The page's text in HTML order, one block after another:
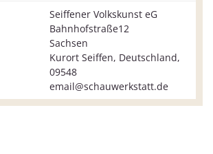
Seiffener Volkskunst eG
Bahnhofstraße12
Sachsen
Kurort Seiffen, Deutschland,
09548
email@schauwerkstatt.de